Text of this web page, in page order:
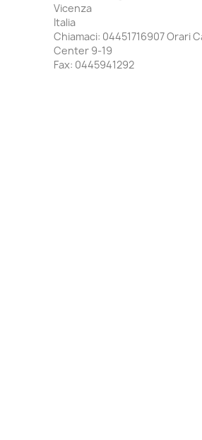
Vicenza
Italia
Chiamaci: 04451716907 Orari
Center 9-19
Fax: 0445941292